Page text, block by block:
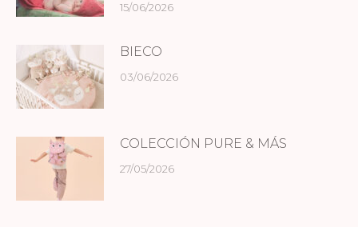
15/06/2026
BIECO
03/06/2026
COLECCIÓN PURE & MÁS
27/05/2026